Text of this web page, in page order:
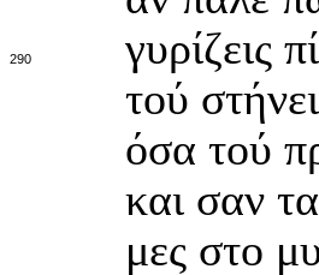
290
γυρίζεις
τού
όσα τού
και σαν
μες στο